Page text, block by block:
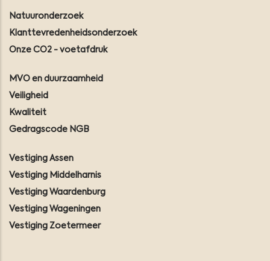
Natuuronderzoek
Klanttevredenheidsonderzoek
Onze CO2 - voetafdruk
MVO en duurzaamheid
Veiligheid
Kwaliteit
Gedragscode NGB
Vestiging Assen
Vestiging Middelharnis
Vestiging Waardenburg
Vestiging Wageningen
Vestiging Zoetermeer